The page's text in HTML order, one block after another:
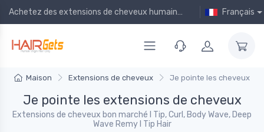
Achetez des extensions de cheveux humains bon marché en ligne ! Français
Maison Extensions de cheveux Je pointe les cheveux
Je pointe les extensions de cheveux
Extensions de cheveux bon marché I Tip, Curl, Body Wave, Deep
Wave Remy I Tip Hair